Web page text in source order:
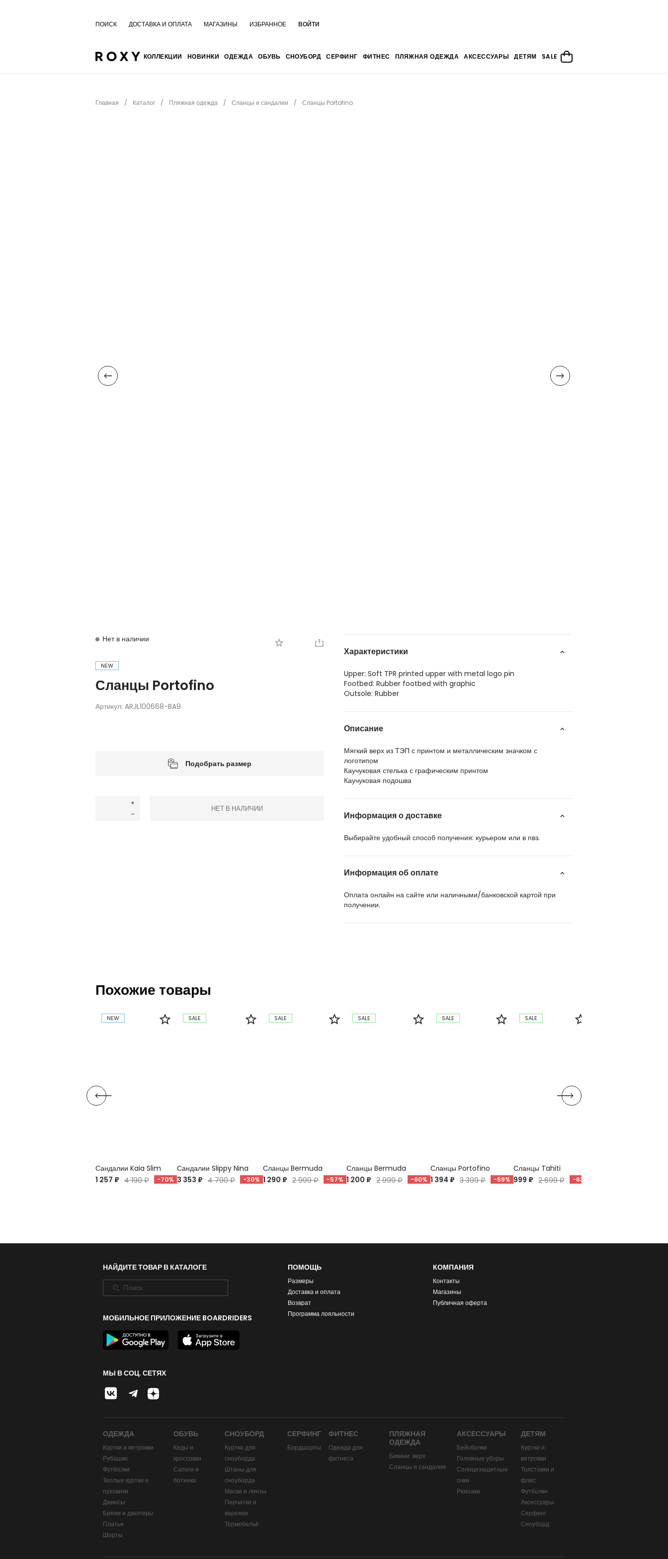
ПОИСК ДОСТАВКА И ОПЛАТА МАГАЗИНЫ ИЗБРАННОЕ ВОЙТИ
КОЛЛЕКЦИИ НОВИНКИ ОДЕЖДА ОБУВЬ СНОУБОРД СЕРФИНГ ФИТНЕС ПЛЯЖНАЯ ОДЕЖДА АКСЕССУАРЫ ДЕТЯМ SALE
Главная Каталог Пляжная одежда Сланцы и сандалии Сланцы Portofino
Нет в наличии
NEW
Сланцы Portofino
Артикул: ARJL100668-BA9
Подобрать размер
НЕТ В НАЛИЧИИ
Характеристики
Upper: Soft TPR printed upper with metal logo pin
Footbed: Rubber footbed with graphic
Outsole: Rubber
Описание
Мягкий верх из ТЭП с принтом и металлическим значком с
логотипом
Каучуковая стелька с графическим принтом
Каучуковая подошва
Информация о доставке
Выбирайте удобный способ получения: курьером или в пвз.
Информация об оплате
Оплата онлайн на сайте или наличными/банковской картой при
получении.
Похожие товары
NEW
Сандалии Kaia Slim
1 257 ₽ 4 190 ₽ -70%
SALE
Сандалии Slippy Nina
3 353 ₽ 4 790 ₽ -30%
SALE
Сланцы Bermuda
1 290 ₽ 2 999 ₽ -57%
SALE
Сланцы Bermuda
1 200 ₽ 2 999 ₽ -60%
SALE
Сланцы Portofino
1 394 ₽ 3 399 ₽ -59%
SALE
Сланцы Tahiti
999 ₽ 2 699 ₽ -63%
НАЙДИТЕ ТОВАР В КАТАЛОГЕ
МОБИЛЬНОЕ ПРИЛОЖЕНИЕ BOARDRIDERS
МЫ В СОЦ. СЕТЯХ
ПОМОЩЬ
Размеры
Доставка и оплата
Возврат
Программа лояльности
КОМПАНИЯ
Контакты
Магазины
Публичная оферта
ОДЕЖДА
Куртки и ветровки
Рубашки
Футболки
Теплые куртки и
пуховики
Джинсы
Брюки и джоггеры
Платья
Шорты
ОБУВЬ
Кеды и
кроссовки
Сапоги и
ботинки
СНОУБОРД
Куртки для
сноуборда
Штаны для
сноуборда
Маски и линзы
Перчатки и
варежки
Термобельё
СЕРФИНГ
Бордшорты
ФИТНЕС
Одежда для
фитнеса
ПЛЯЖНАЯ
ОДЕЖДА
Бикини: верх
Сланцы и сандалии
АКСЕССУАРЫ
Бейсболки
Головные уборы
Солнцезащитные
очки
Рюкзаки
ДЕТЯМ
Куртки и
ветровки
Толстовки и
флис
Футболки
Аксессуары
Серфинг
Сноуборд